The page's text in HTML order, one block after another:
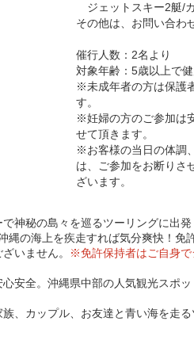
ジェットスキー2艇/
その他は、お問い合わ
催行人数：2名より
対象年齢：5歳以上で
※未成年者の方は保護
す。
※妊婦の方のご参加は
せて頂きます。
※お客様の当日の体調
は、ご参加をお断りさ
ざいます。
神秘の島々を巡るツーリングに出
縄の海上を疾走すれば気分爽快！免
いません。
※免許保持者はご自身
安全。沖縄県中部の人気観光スポ
、カップル、お友達と青い海を走